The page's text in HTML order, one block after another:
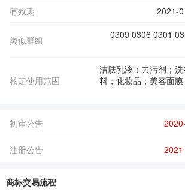
有效期
2021-
类似群组
0309 0306 0301
核定使用范围
洁肤乳液；去污剂；
料；化妆品；美容面
初审公告
注册公告
商标交易流程